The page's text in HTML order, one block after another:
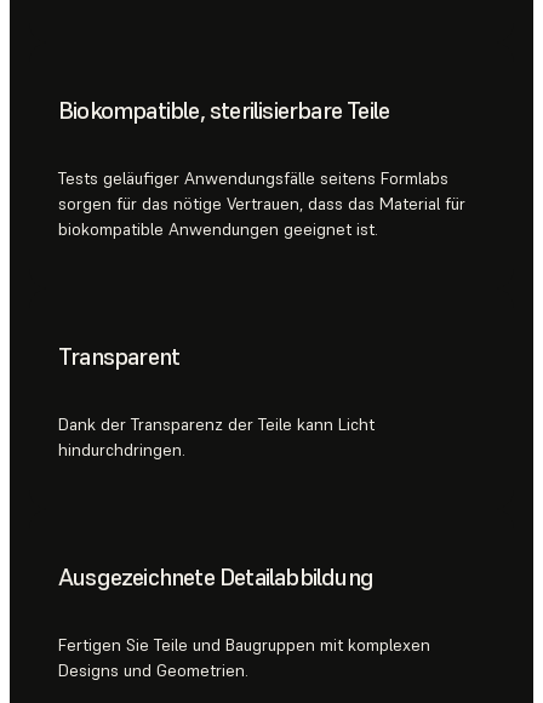
Biokompatible, sterilisierbare Teile
Tests geläufiger Anwendungsfälle seitens Formlabs
sorgen für das nötige Vertrauen, dass das Material für
biokompatible Anwendungen geeignet ist.
Transparent
Dank der Transparenz der Teile kann Licht
hindurchdringen.
Ausgezeichnete Detailabbildung
Fertigen Sie Teile und Baugruppen mit komplexen
Designs und Geometrien.